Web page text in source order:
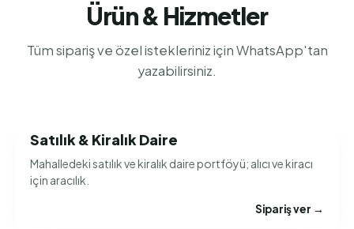
Ürün & Hizmetler
Tüm sipariş ve özel istekleriniz için WhatsApp'tan
yazabilirsiniz.
Satılık & Kiralık Daire
Mahalledeki satılık ve kiralık daire portföyü; alıcı ve kiracı
için aracılık.
Sipariş ver →